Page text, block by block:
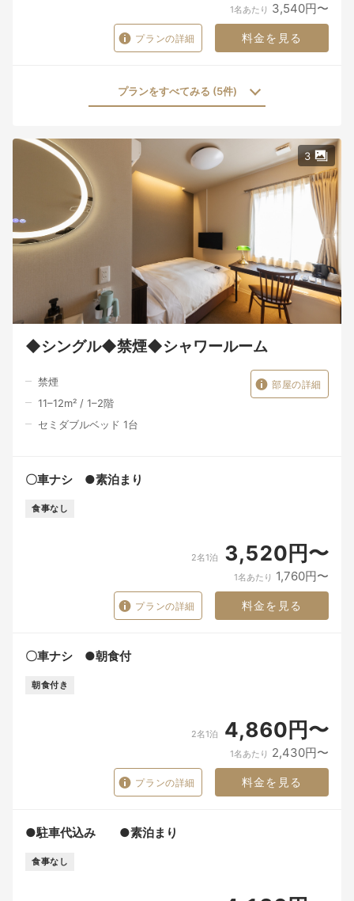
1名あたり 3,540円〜
プランの詳細 料金を見る
プランをすべてみる (5件)
3
◆シングル◆禁煙◆シャワールーム
禁煙
11–12m² / 1–2階
セミダブルベッド 1台
部屋の詳細
〇車ナシ ●素泊まり
食事なし
2名1泊 3,520円〜
1名あたり 1,760円〜
プランの詳細 料金を見る
〇車ナシ ●朝食付
朝食付き
2名1泊 4,860円〜
1名あたり 2,430円〜
プランの詳細 料金を見る
●駐車代込み ●素泊まり
食事なし